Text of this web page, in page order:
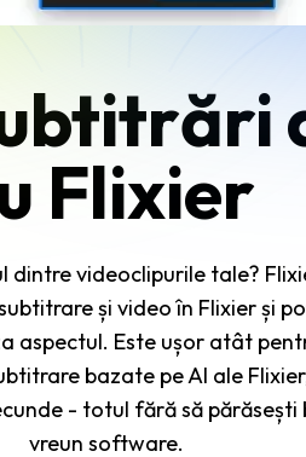
Flixier
dintre videoclipurile tale?
și video în Flixier și
aspectul. Este ușor atât
bazate pe AI ale
- totul fără să părăsești
vreun software.